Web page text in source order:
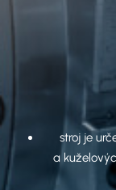
stroj je
a